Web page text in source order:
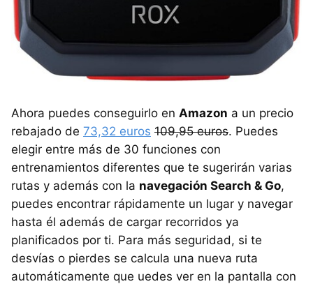
Ahora puedes conseguirlo en Amazon a un precio
rebajado de 73,32 euros 109,95 euros. Puedes
elegir entre más de 30 funciones con
entrenamientos diferentes que te sugerirán varias
rutas y además con la navegación Search & Go,
puedes encontrar rápidamente un lugar y navegar
hasta él además de cargar recorridos ya
planificados por ti. Para más seguridad, si te
desvías o pierdes se calcula una nueva ruta
automáticamente que uedes ver en la pantalla con